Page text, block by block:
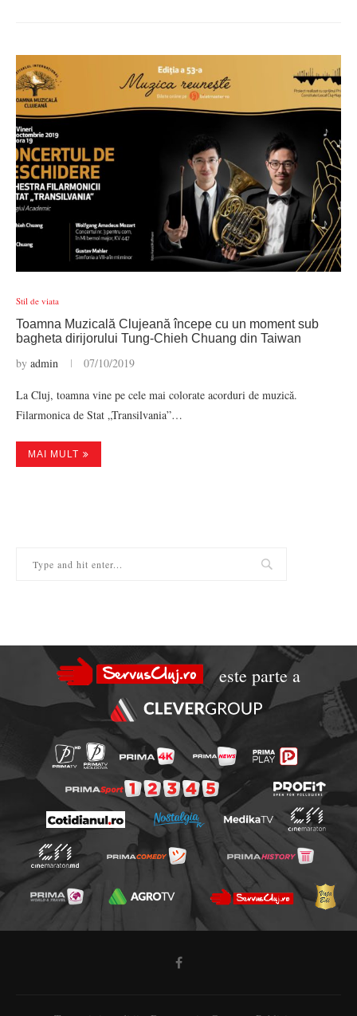
Stil de viata
Toamna Muzicală Clujeană începe cu un moment sub
bagheta dirijorului Tung-Chieh Chuang din Taiwan
by admin 07/10/2019
La Cluj, toamna vine pe cele mai colorate acorduri de muzică.
Filarmonica de Stat „Transilvania”…
MAI MULT
este parte a